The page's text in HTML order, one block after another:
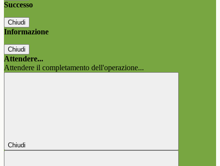
Successo
Chiudi
Informazione
Chiudi
Attendere...
Attendere il completamento dell'operazione...
Chiudi